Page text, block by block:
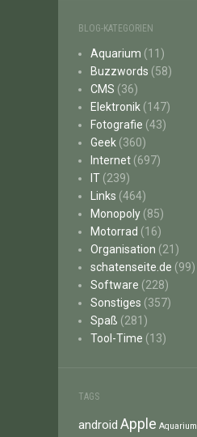
BLOG-KATEGORIEN
Aquarium (11)
Buzzwords (58)
CMS (36)
Elektronik (147)
Fotografie (43)
Geek (360)
Internet (697)
IT (239)
Links (464)
Monopoly (85)
Motorrad (16)
Organisation (21)
schatenseite.de (99)
Software (228)
Sonstiges (357)
Spaß (281)
Tool-Time (13)
TAGS
android Apple Aquarium